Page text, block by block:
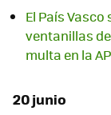
El País
ventanillas
multa en la
20 junio